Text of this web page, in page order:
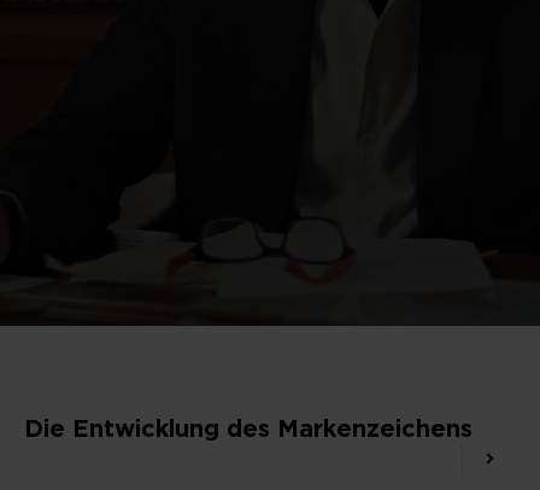
Die Entwicklung des Markenzeichens